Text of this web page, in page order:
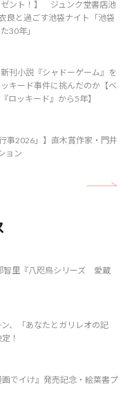
ゼント！】 ジュンク堂書店池
と過ごす池袋ナイト「池袋
30年」
刊小説『シャドーゲーム』を
キード事件に挑んだのか【ベ
ロッキード』から5年】
事2026」】直木賞作家・門井
ョン
智里『八咫烏シリーズ 愛蔵
、「あなたとガリレオの記
！
でイけ』発売記念・絵葉書プ